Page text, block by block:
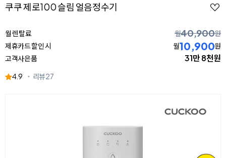
쿠쿠 제로100 슬림 얼음정수기
월 렌탈료 월40,900원
제휴카드 할인 시
월10,900원
고객사은품
31만 8천원
4.9 리뷰27